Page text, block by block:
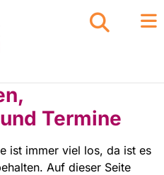
Termine
ist immer viel los, da ist es
Auf dieser Seite